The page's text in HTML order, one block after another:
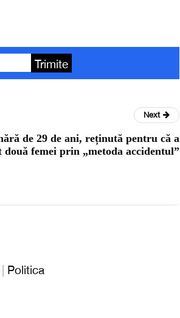
Trimite
Next
de 29 de ani, reținută pentru că a
două femei prin „metoda accidentul”
Politica